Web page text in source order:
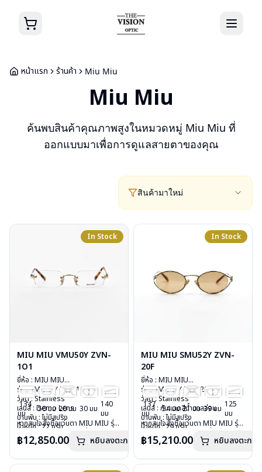
หน้าแรก ร้านค้า Miu Miu
Miu Miu
ค้นพบสินค้าคุณภาพสูงในหมวดหมู่ Miu Miu ที่
ออกแบบมาเพื่อการดูแลสายตาของคุณ
สินค้ามาใหม่
In Stock
MIU MIU VMU50Y ZVN-
1O1
ยี่ห้อ : MIU MIU
รุ่น : VMU50Y ZVN-1O1
วัสดุ : Stainless
เลนส์ : Demo Lens
บานพับ : ไม่มีสปริง
น้ำหนัก : 22 กรัม
อุปกรณ์ : กล่องแว่น , ผ้าเช็ดแว่น
การรับประกัน : 1 ปี
134
มม
50 มม 20 มม 30 มม 140
มม
หากสนใจสั่งชื้อแว่นตา MIU MIU รุ่น
กรุณาติดต่อเราคลิก
฿12,850.00 หยิบลงตะกร้า
In Stock
MIU MIU SMU52Y ZVN-
20F
ยี่ห้อ : MIU MIU
รุ่น : SMU52Y ZVN-20F
วัสดุ : Stainless
เลนส์ : กันแดดสีน้ำตาลอ่อน
บานพับ : ไม่มีสปริง
น้ำหนัก : 29 กรัม
อุปกรณ์ : กล่องแว่น , ผ้าเช็ดแว่น
การรับประกัน : 1 ปี
137
มม
54 มม 21 มม 39 มม 125
มม
หากสนใจสั่งชื้อแว่นตา MIU MIU รุ่น
กรุณาติดต่อเราคลิก
฿15,210.00 หยิบลงตะกร้า